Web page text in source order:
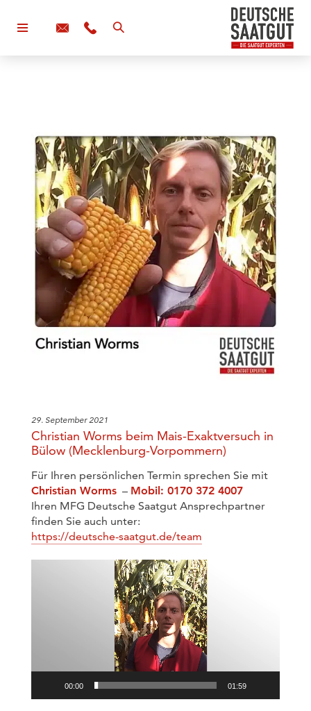
29. September 2021
Christian Worms beim Mais-Exaktversuch in
Bülow (Mecklenburg-Vorpommern)
Für Ihren persönlichen Termin sprechen Sie mit
Christian Worms – Mobil: 0170 372 4007
Ihren MFG Deutsche Saatgut Ansprechpartner
finden Sie auch unter:
https://deutsche-saatgut.de/team
00:00 01:59